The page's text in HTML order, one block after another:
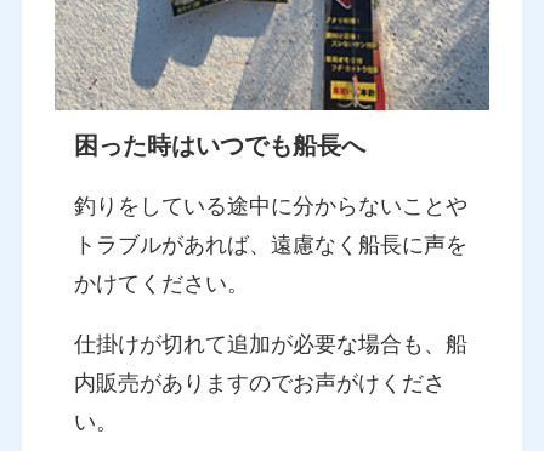
困った時はいつでも船長へ
釣りをしている途中に分からないことや
トラブルがあれば、遠慮なく船長に声を
かけてください。
仕掛けが切れて追加が必要な場合も、船
内販売がありますのでお声がけくださ
い。